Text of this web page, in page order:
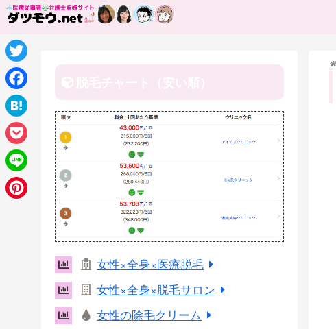
女性×全身×医療脱毛
女性×全身×脱毛サロン
女性の除毛クリーム
T
w
i
t
t
e
F
a
c
e
b
H
a
t
e
P
o
c
L